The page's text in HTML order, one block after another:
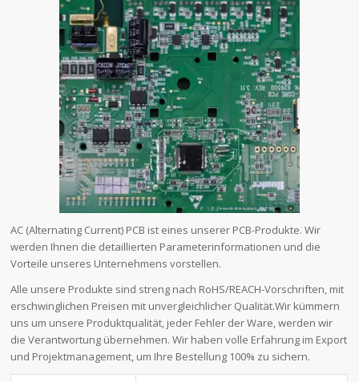
AC (Alternating Current) PCB ist eines unserer PCB-Produkte. Wir
werden Ihnen die detaillierten Parameterinformationen und die
Vorteile unseres Unternehmens vorstellen.
Alle unsere Produkte sind streng nach RoHS/REACH-Vorschriften, mit
erschwinglichen Preisen mit unvergleichlicher Qualität.Wir kümmern
uns um unsere Produktqualität, jeder Fehler der Ware, werden wir
die Verantwortung übernehmen. Wir haben volle Erfahrung im Export
und Projektmanagement, um Ihre Bestellung 100% zu sichern.